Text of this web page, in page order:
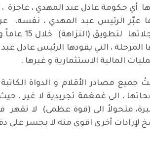
أي حكومة عادل عبد المهدي ،
عبّر الرئيس عبد المهدي ، نفسه،
المرحلة ، التي يقودها الرئيس عادل
المالية الاستثمارية و غيرها .
جميع مصادر الأقلام و الدواة
، الى غمغمة تجريدية لا غير ،
متحولاً الى (قوة عظمى) لا تقهر
لإرادات أخرى اقوى منه لا يجسر على